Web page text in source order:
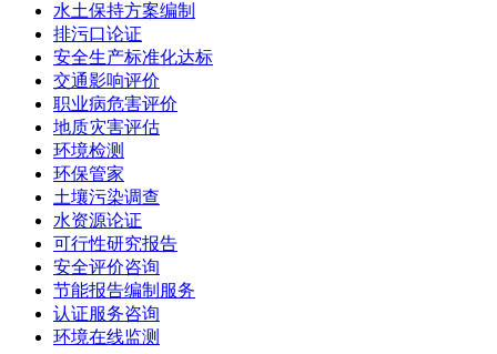
水土保持方案编制
排污口论证
安全生产标准化达标
交通影响评价
职业病危害评价
地质灾害评估
环境检测
环保管家
土壤污染调查
水资源论证
可行性研究报告
安全评价咨询
节能报告编制服务
认证服务咨询
环境在线监测